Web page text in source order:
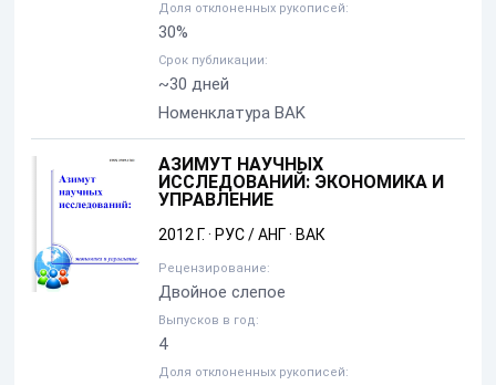
Доля отклоненных рукописей:
30%
Срок публикации:
~30 дней
Номенклатура BAK
АЗИМУТ НАУЧНЫХ
ИССЛЕДОВАНИЙ: ЭКОНОМИКА И
УПРАВЛЕНИЕ
2012 Г.· РУС / АНГ· ВАК
Рецензирование:
Двойное слепое
Выпусков в год:
4
Доля отклоненных рукописей: